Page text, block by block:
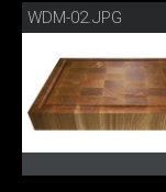
WDM-02.JPG